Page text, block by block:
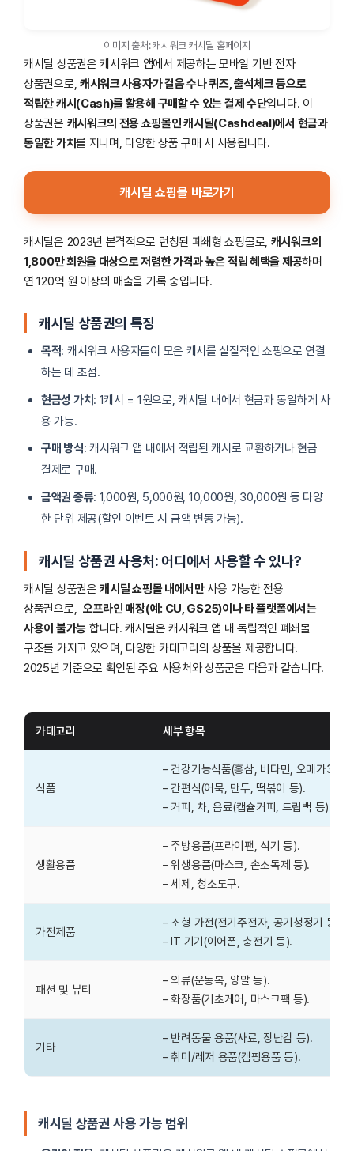
이미지 출처: 캐시워크 캐시딜 홈페이지
캐시딜 상품권은 캐시워크 앱에서 제공하는 모바일 기반 전자
상품권으로, 캐시워크 사용자가 걸음 수나 퀴즈, 출석체크 등으로
적립한 캐시(Cash)를 활용해 구매할 수 있는 결제 수단입니다. 이
상품권은 캐시워크의 전용 쇼핑몰인 캐시딜(Cashdeal)에서 현금과
동일한 가치를 지니며, 다양한 상품 구매 시 사용됩니다.
캐시딜 쇼핑몰 바로가기
캐시딜은 2023년 본격적으로 런칭된 폐쇄형 쇼핑몰로, 캐시워크의
1,800만 회원을 대상으로 저렴한 가격과 높은 적립 혜택을 제공하며
연 120억 원 이상의 매출을 기록 중입니다.
캐시딜 상품권의 특징
목적: 캐시워크 사용자들이 모은 캐시를 실질적인 쇼핑으로 연결
하는 데 초점.
현금성 가치 : 1캐시 = 1원으로, 캐시딜 내에서 현금과 동일하게 사
용 가능.
구매 방식: 캐시워크 앱 내에서 적립된 캐시로 교환하거나 현금
결제로 구매.
금액권 종류: 1,000원, 5,000원, 10,000원, 30,000원 등 다양
한 단위 제공(할인 이벤트 시 금액 변동 가능).
캐시딜 상품권 사용처: 어디에서 사용할 수 있나?
캐시딜 상품권은캐시딜 쇼핑몰 내에서만사용 가능한 전용
상품권으로, 오프라인 매장(예: CU, GS25)이나 타 플랫폼에서는
사용이 불가능 합니다. 캐시딜은 캐시워크 앱 내 독립적인 폐쇄몰
구조를 가지고 있으며, 다양한 카테고리의 상품을 제공합니다.
2025년 기준으로 확인된 주요 사용처와 상품군은 다음과 같습니다.
카테고리 세부 항목
식품
– 건강기능식품(홍삼, 비타민, 오메가3 등).
– 간편식(어묵, 만두, 떡볶이 등).
– 커피, 차, 음료(캡슐커피, 드립백 등).
생활용품
– 주방용품(프라이팬, 식기 등).
– 위생용품(마스크, 손소독제 등).
– 세제, 청소도구.
가전제품
– 소형 가전(전기주전자, 공기청정기 등).
– IT 기기(이어폰, 충전기 등).
패션 및 뷰티
– 의류(운동복, 양말 등).
– 화장품(기초케어, 마스크팩 등).
기타
– 반려동물 용품(사료, 장난감 등).
– 취미/레저 용품(캠핑용품 등).
캐시딜 상품권 사용 가능 범위